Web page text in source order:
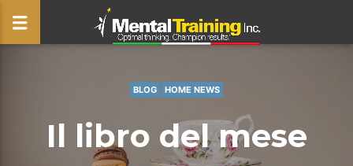
CLOSE
BLOG HOME NEWS
Il libro del mese